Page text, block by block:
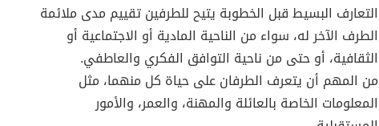
التعارف البسيط قبل الخطوبة يتيح للطرفين تقييم مدى ملائمة
الطرف الآخر له، سواء من الناحية المادية أو الاجتماعية أو
الثقافية، أو حتى من ناحية التوافق الفكري والعاطفي.
من المهم أن يتعرف الطرفان على حياة كل منهما، مثل
المعلومات الخاصة بالعائلة والمهنة، والعمر، والأمور